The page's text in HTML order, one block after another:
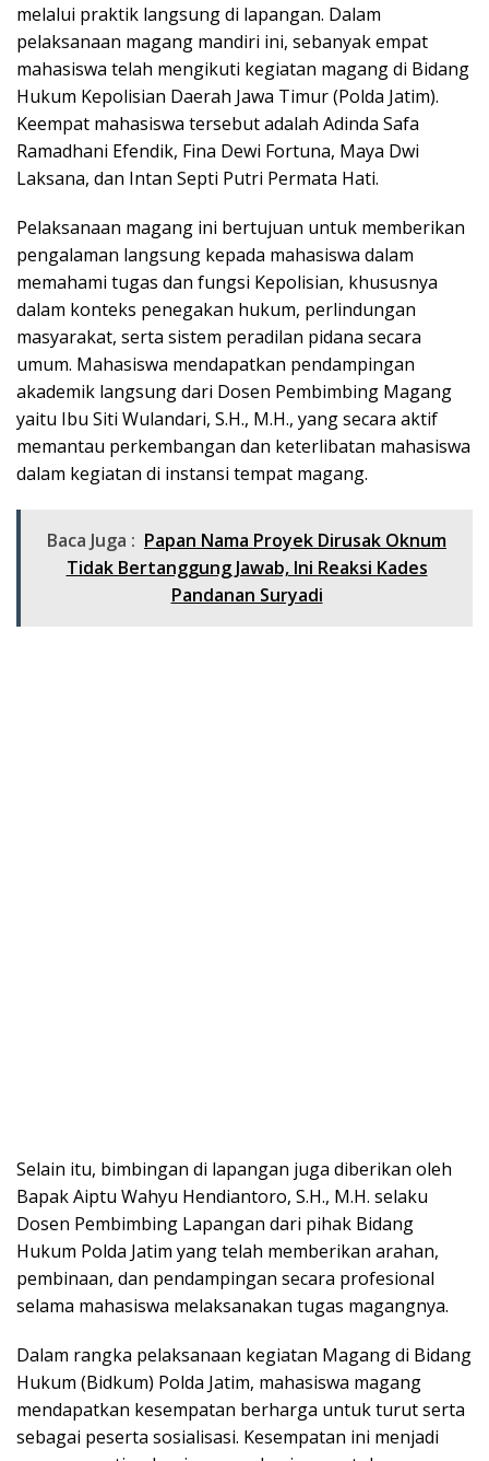
melalui praktik langsung di lapangan. Dalam
pelaksanaan magang mandiri ini, sebanyak empat
mahasiswa telah mengikuti kegiatan magang di Bidang
Hukum Kepolisian Daerah Jawa Timur (Polda Jatim).
Keempat mahasiswa tersebut adalah Adinda Safa
Ramadhani Efendik, Fina Dewi Fortuna, Maya Dwi
Laksana, dan Intan Septi Putri Permata Hati.
Pelaksanaan magang ini bertujuan untuk memberikan
pengalaman langsung kepada mahasiswa dalam
memahami tugas dan fungsi Kepolisian, khususnya
dalam konteks penegakan hukum, perlindungan
masyarakat, serta sistem peradilan pidana secara
umum. Mahasiswa mendapatkan pendampingan
akademik langsung dari Dosen Pembimbing Magang
yaitu Ibu Siti Wulandari, S.H., M.H., yang secara aktif
memantau perkembangan dan keterlibatan mahasiswa
dalam kegiatan di instansi tempat magang.
Baca Juga : Papan Nama Proyek Dirusak Oknum
Tidak Bertanggung Jawab, Ini Reaksi Kades
Pandanan Suryadi
Selain itu, bimbingan di lapangan juga diberikan oleh
Bapak Aiptu Wahyu Hendiantoro, S.H., M.H. selaku
Dosen Pembimbing Lapangan dari pihak Bidang
Hukum Polda Jatim yang telah memberikan arahan,
pembinaan, dan pendampingan secara profesional
selama mahasiswa melaksanakan tugas magangnya.
Dalam rangka pelaksanaan kegiatan Magang di Bidang
Hukum (Bidkum) Polda Jatim, mahasiswa magang
mendapatkan kesempatan berharga untuk turut serta
sebagai peserta sosialisasi. Kesempatan ini menjadi